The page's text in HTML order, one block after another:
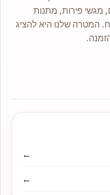
מגשי פירות, מתנות
המטרה שלנו היא להציג
←
←